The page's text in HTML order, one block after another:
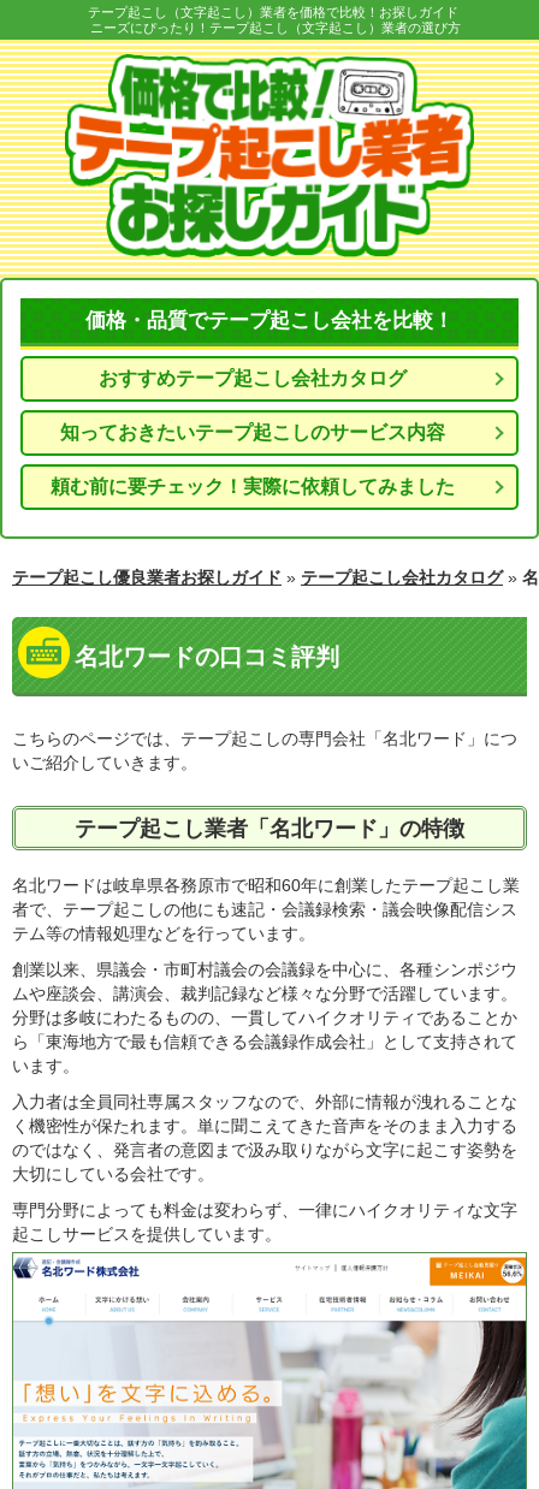
テープ起こし（文字起こし）業者を価格で比較！お探しガイド
ニーズにぴったり！テープ起こし（文字起こし）業者の選び方
価格・品質でテープ起こし会社を比較！
おすすめテープ起こし会社カタログ
知っておきたいテープ起こしのサービス内容
頼む前に要チェック！実際に依頼してみました
テープ起こし優良業者お探しガイド » テープ起こし会社カタログ»
名北ワードの口コミ評判
こちらのページでは、テープ起こしの専門会社「名北ワード」につ
いご紹介していきます。
テープ起こし業者「名北ワード」の特徴
名北ワードは岐阜県各務原市で昭和60年に創業したテープ起こし業
者で、テープ起こしの他にも速記・会議録検索・議会映像配信シス
テム等の情報処理などを行っています。
創業以来、県議会・市町村議会の会議録を中心に、各種シンポジウ
ムや座談会、講演会、裁判記録など様々な分野で活躍しています。
分野は多岐にわたるものの、一貫してハイクオリティであることか
ら「東海地方で最も信頼できる会議録作成会社」として支持されて
います。
入力者は全員同社専属スタッフなので、外部に情報が洩れることな
く機密性が保たれます。単に聞こえてきた音声をそのまま入力する
のではなく、発言者の意図まで汲み取りながら文字に起こす姿勢を
大切にしている会社です。
専門分野によっても料金は変わらず、一律にハイクオリティな文字
起こしサービスを提供しています。